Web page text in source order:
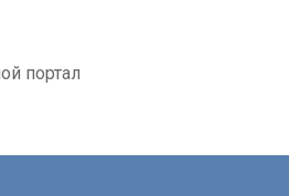
портал